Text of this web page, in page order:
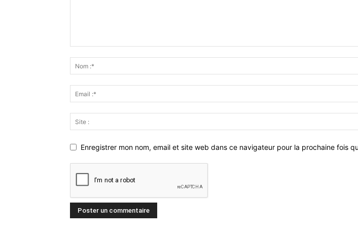
Enregistrer mon nom, email et site web dans ce navigateur pour la prochaine fois